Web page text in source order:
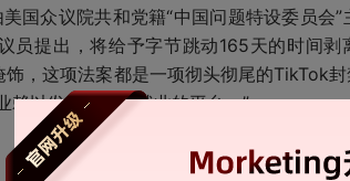
国众议院共和党籍“中国问题特设委员会”
员提出，将给予字节跳动165天的时间
，这项法案都是一项彻头彻尾的TikTok
以发展和创造就业的平台。”